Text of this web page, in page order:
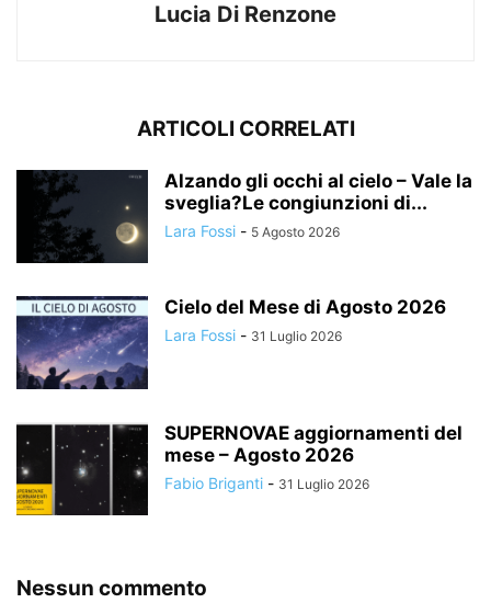
Lucia Di Renzone
ARTICOLI CORRELATI
Alzando gli occhi al cielo – Vale la
sveglia?Le congiunzioni di...
Lara Fossi - 5 Agosto 2026
Cielo del Mese di Agosto 2026
Lara Fossi - 31 Luglio 2026
SUPERNOVAE aggiornamenti del
mese – Agosto 2026
Fabio Briganti - 31 Luglio 2026
Nessun commento